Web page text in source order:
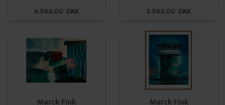
6.500,00 DKK 3.500,00 DKK
Marck Fink Marck Fink